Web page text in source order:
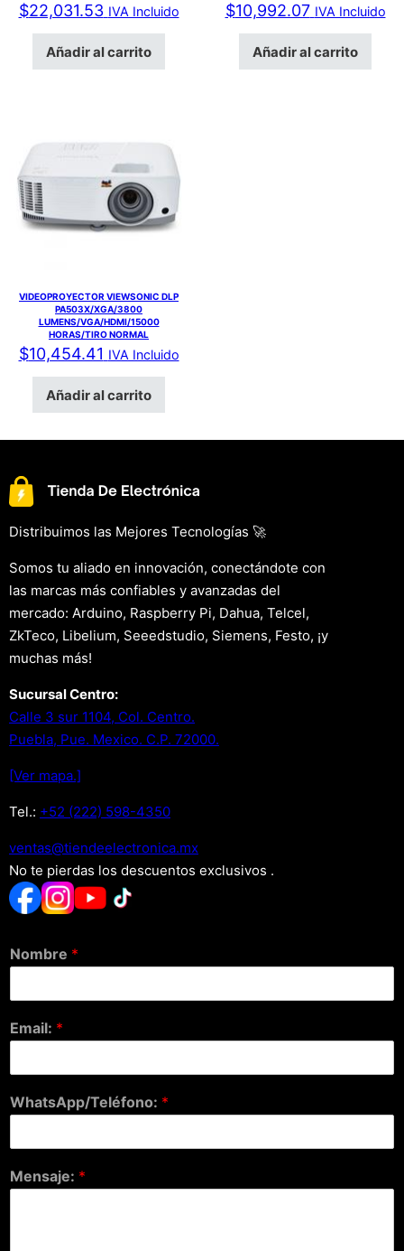
$22,031.53 IVA Incluido
Añadir al carrito
$10,992.07 IVA Incluido
Añadir al carrito
VIDEOPROYECTOR VIEWSONIC DLP
PA503X/XGA/3800
LUMENS/VGA/HDMI/15000
HORAS/TIRO NORMAL
$10,454.41 IVA Incluido
Añadir al carrito
Distribuimos las Mejores Tecnologías 🚀
Somos tu aliado en innovación, conectándote con
las marcas más confiables y avanzadas del
mercado: Arduino, Raspberry Pi, Dahua, Telcel,
ZkTeco, Libelium, Seeedstudio, Siemens, Festo, ¡y
muchas más!
Sucursal Centro:
Calle 3 sur 1104, Col. Centro.
Puebla, Pue. Mexico. C.P. 72000.
[Ver mapa.]
Tel.: +52 (222) 598-4350
xm.acinortceleedneit@satnev
No te pierdas los descuentos exclusivos .
Nombre *
Email: *
WhatsApp/Teléfono: *
Mensaje: *